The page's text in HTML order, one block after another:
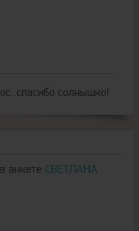
солнышко!
в анкете СВЕТЛАНА